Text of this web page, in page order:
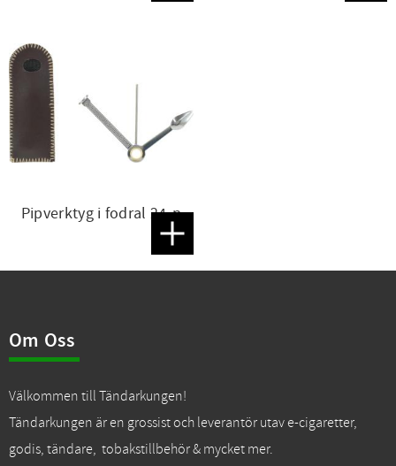
Pipverktyg i fodral 24-p
Lägg till i favoriter
Om Oss
Välkommen till Tändarkungen!
Tändarkungen är en grossist och leverantör utav e-cigaretter,
godis, tändare, tobakstillbehör & mycket mer.